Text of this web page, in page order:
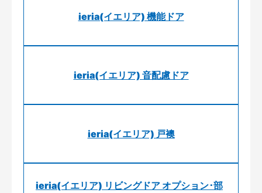
ieria(イエリア) 機能ドア
ieria(イエリア) 音配慮ドア
ieria(イエリア) 戸襖
ieria(イエリア) リビングドア オプション･部